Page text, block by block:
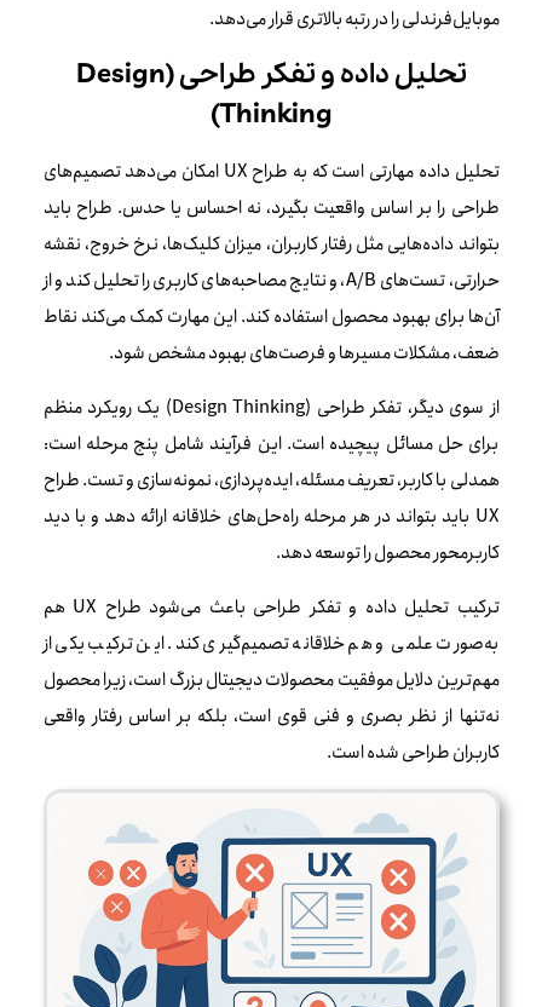
موبایل‌فرندلی را در رتبه بالاتری قرار می‌دهد.
تحلیل داده و تفکر طراحی (Design
Thinking)
تحلیل داده مهارتی است که به طراح UX امکان می‌دهد تصمیم‌های
طراحی را بر اساس واقعیت بگیرد، نه احساس یا حدس. طراح باید
بتواند داده‌هایی مثل رفتار کاربران، میزان کلیک‌ها، نرخ خروج، نقشه
حرارتی، تست‌های A/B، و نتایج مصاحبه‌های کاربری را تحلیل کند و از
آن‌ها برای بهبود محصول استفاده کند. این مهارت کمک می‌کند نقاط
ضعف، مشکلات مسیرها و فرصت‌های بهبود مشخص شود.
از سوی دیگر، تفکر طراحی (Design Thinking) یک رویکرد منظم
برای حل مسائل پیچیده است. این فرآیند شامل پنج مرحله است:
همدلی با کاربر، تعریف مسئله، ایده‌پردازی، نمونه‌سازی و تست. طراح
UX باید بتواند در هر مرحله راه‌حل‌های خلاقانه ارائه دهد و با دید
کاربرمحور محصول را توسعه دهد.
ترکیب تحلیل داده و تفکر طراحی باعث می‌شود طراح UX هم
به‌صورت علمی و هم خلاقانه تصمیم‌گیری کند. این ترکیب یکی از
مهم‌ترین دلایل موفقیت محصولات دیجیتال بزرگ است، زیرا محصول
نه‌تنها از نظر بصری و فنی قوی است، بلکه بر اساس رفتار واقعی
کاربران طراحی شده است.